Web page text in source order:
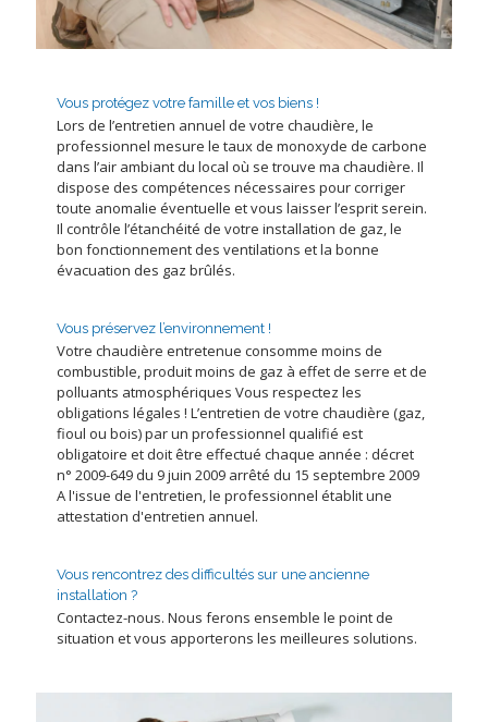
Vous protégez votre famille et vos biens !
Lors de l’entretien annuel de votre chaudière, le
professionnel mesure le taux de monoxyde de carbone
dans l’air ambiant du local où se trouve ma chaudière. Il
dispose des compétences nécessaires pour corriger
toute anomalie éventuelle et vous laisser l’esprit serein.
Il contrôle l’étanchéité de votre installation de gaz, le
bon fonctionnement des ventilations et la bonne
évacuation des gaz brûlés.
Vous préservez l’environnement !
Votre chaudière entretenue consomme moins de
combustible, produit moins de gaz à effet de serre et de
polluants atmosphériques Vous respectez les
obligations légales ! L’entretien de votre chaudière (gaz,
fioul ou bois) par un professionnel qualifié est
obligatoire et doit être effectué chaque année : décret
n° 2009-649 du 9 juin 2009 arrêté du 15 septembre 2009
A l'issue de l'entretien, le professionnel établit une
attestation d'entretien annuel.
Vous rencontrez des difficultés sur une ancienne
installation ?
Contactez-nous. Nous ferons ensemble le point de
situation et vous apporterons les meilleures solutions.